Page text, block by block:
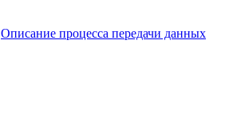
Описание процесса передачи данных